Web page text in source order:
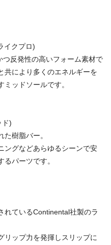
イクプロ)
つ反発性の高いフォーム素材で
共により多くのエネルギーを
ッドソールです。
ド)
樹脂バー。
ングなどあらゆるシーンで安
パーツです。
れているContinental社製のラ
リップ力を発揮しスリップに